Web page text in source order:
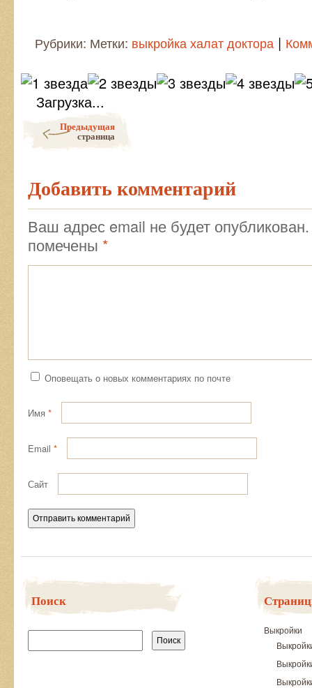
Рубрики: Метки: выкройка халат доктора |
Загрузка...
Предыдущая
страница
Добавить комментарий
Ваш адрес email не будет опубликован.
помечены *
Оповещать о новых комментариях по почте
Имя *
Email *
Сайт
Поиск
Найти:
Выкройки